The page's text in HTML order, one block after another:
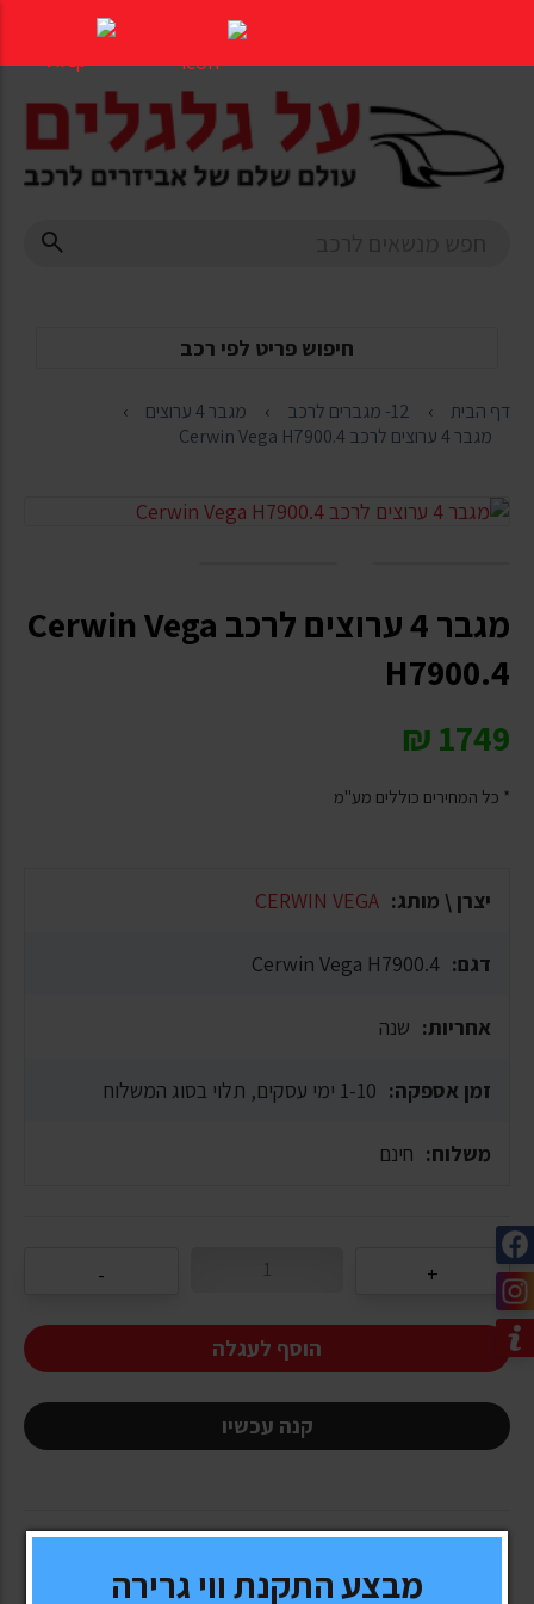
העמוד
חיפוש פריט לפי רכב
דף הבית 12- מגברים לרכב
מגבר 4 ערוצים
מגבר 4 ערוצים לרכב Cerwin Vega H7900.4
מגבר 4 ערוצים לרכב Cerwin Vega
H7900.4
1749
₪
* כל המחירים כוללים מע"מ
יצרן \ מותג: CERWIN VEGA
דגם: Cerwin Vega H7900.4
אחריות: שנה
זמן אספקה: 1-10 ימי עסקים, תלוי בסוג המשלוח
משלוח: חינם
הוסף לעגלה
קנה עכשיו
מבצע התקנת ווי גרירה